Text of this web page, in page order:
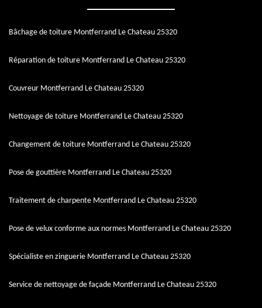
Bâchage de toiture Montferrand Le Chateau 25320
Réparation de toiture Montferrand Le Chateau 25320
Couvreur Montferrand Le Chateau 25320
Nettoyage de toiture Montferrand Le Chateau 25320
Changement de toiture Montferrand Le Chateau 25320
Pose de gouttière Montferrand Le Chateau 25320
Traitement de charpente Montferrand Le Chateau 25320
Pose de velux conforme aux normes Montferrand Le Chateau 25320
Spécialiste en zinguerie Montferrand Le Chateau 25320
Service de nettoyage de façade Montferrand Le Chateau 25320